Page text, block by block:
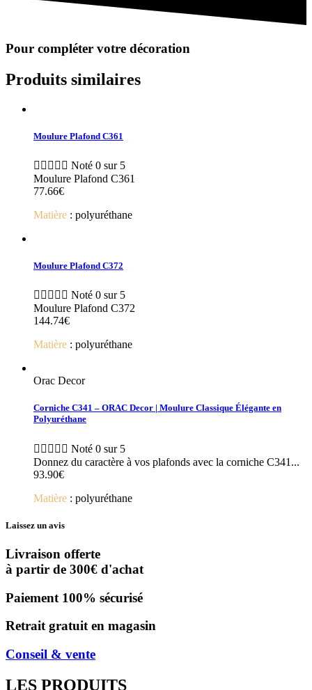
Pour compléter votre décoration
Produits similaires
Moulure Plafond C361
     Noté 0 sur 5
Moulure Plafond C361
77.66€
Matière : polyuréthane
Moulure Plafond C372
     Noté 0 sur 5
Moulure Plafond C372
144.74€
Matière : polyuréthane
Orac Decor
Corniche C341 – ORAC Decor | Moulure Classique Élégante en
Polyuréthane
     Noté 0 sur 5
Donnez du caractère à vos plafonds avec la corniche C341...
93.90€
Matière : polyuréthane
Laissez un avis
Livraison offerte
à partir de 300€ d'achat
Paiement 100% sécurisé
Retrait gratuit en magasin
Conseil & vente
LES PRODUITS